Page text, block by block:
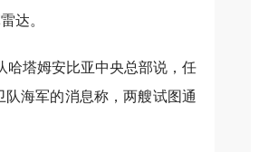
达。
哈塔姆安比亚中央总部说，任
海军的消息称，两艘试图通